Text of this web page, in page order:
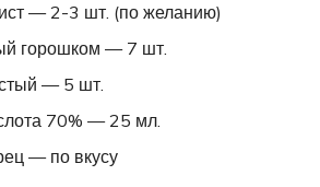
— 2-3 шт. (по желанию)
горошком — 7 шт.
— 5 шт.
70% — 25 мл.
— по вкусу